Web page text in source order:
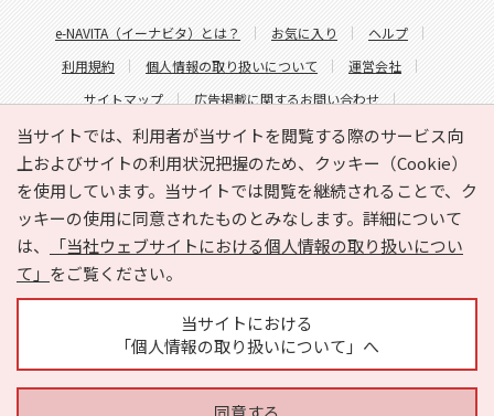
当サイトでは、利用者が当サイトを閲覧する際のサービス向
上およびサイトの利用状況把握のため、クッキー（Cookie）
を使用しています。当サイトでは閲覧を継続されることで、ク
ッキーの使用に同意されたものとみなします。詳細について
は、
「当社ウェブサイトにおける個人情報の取り扱いについ
て」 をご覧ください。
当サイトにおける
「個人情報の取り扱いについて」へ
e-NAVITA（イーナビタ）とは？ お気に入り
ヘルプ
利用規約
個人情報の取り扱いについて
運営会社
サイトマップ
広告掲載に関するお問い合わせ
サイトの内容に関するお問い合わせ
Copyright © HYOJITO.Co.,Ltd. All Rights Reserved.